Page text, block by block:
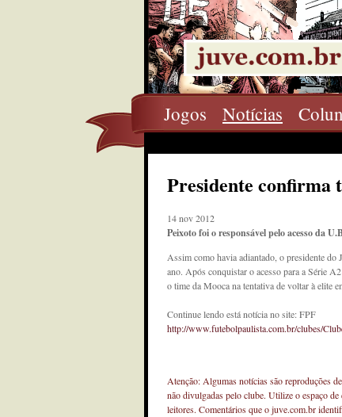
Jogos Notícias
Presidente confirma
14 nov 2012
Peixoto foi o responsável pelo acesso da
Assim como havia adiantado, o presidente
ano. Após conquistar o acesso para a Série
o time da Mooca na tentativa de voltar à elite
Continue lendo está notícia no site: FPF
http://www.futebolpaulista.com.br/clubes/
Atenção: Algumas notícias são reproduções
não divulgadas pelo clube. Utilize o espaço
leitores. Comentários que o juve.com.br